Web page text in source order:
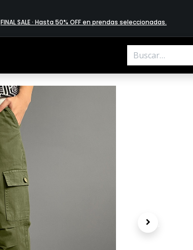
FINAL SALE · Hasta 50% OFF en prendas​ selecciona​das.